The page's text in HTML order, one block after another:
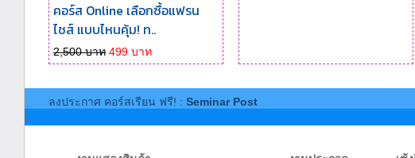
คอร์ส Online เลือกซื้อแฟรน
ไชส์ แบบไหนคุ้ม! ท..
2,500 บาท 499 บาท
ลงประกาศ คอร์สเรียน ฟรี! : Seminar Post